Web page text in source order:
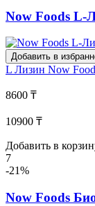
Now Foods L-
Добавить в
L Лизин Now
8600 ₸
10900 ₸
Добавить в
7
-21%
Now Foods